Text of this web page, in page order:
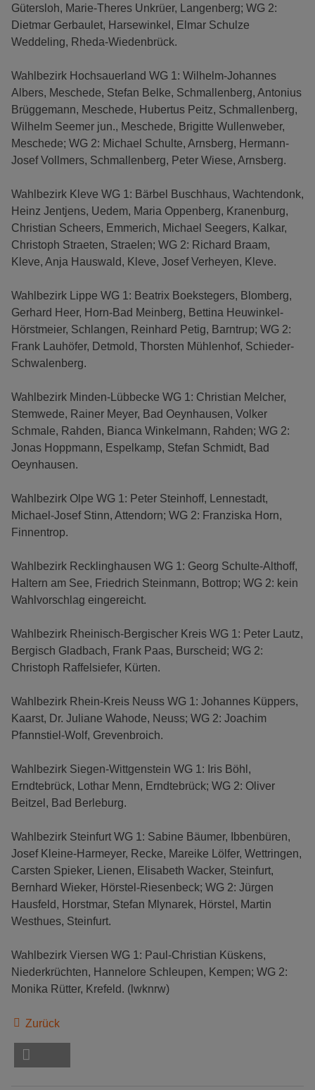
Gütersloh, Marie-Theres Unkrüer, Langenberg; WG 2:
Dietmar Gerbaulet, Harsewinkel, Elmar Schulze
Weddeling, Rheda-Wiedenbrück.
Wahlbezirk Hochsauerland WG 1: Wilhelm-Johannes
Albers, Meschede, Stefan Belke, Schmallenberg, Antonius
Brüggemann, Meschede, Hubertus Peitz, Schmallenberg,
Wilhelm Seemer jun., Meschede, Brigitte Wullenweber,
Meschede; WG 2: Michael Schulte, Arnsberg, Hermann-
Josef Vollmers, Schmallenberg, Peter Wiese, Arnsberg.
Wahlbezirk Kleve WG 1: Bärbel Buschhaus, Wachtendonk,
Heinz Jentjens, Uedem, Maria Oppenberg, Kranenburg,
Christian Scheers, Emmerich, Michael Seegers, Kalkar,
Christoph Straeten, Straelen; WG 2: Richard Braam,
Kleve, Anja Hauswald, Kleve, Josef Verheyen, Kleve.
Wahlbezirk Lippe WG 1: Beatrix Boekstegers, Blomberg,
Gerhard Heer, Horn-Bad Meinberg, Bettina Heuwinkel-
Hörstmeier, Schlangen, Reinhard Petig, Barntrup; WG 2:
Frank Lauhöfer, Detmold, Thorsten Mühlenhof, Schieder-
Schwalenberg.
Wahlbezirk Minden-Lübbecke WG 1: Christian Melcher,
Stemwede, Rainer Meyer, Bad Oeynhausen, Volker
Schmale, Rahden, Bianca Winkelmann, Rahden; WG 2:
Jonas Hoppmann, Espelkamp, Stefan Schmidt, Bad
Oeynhausen.
Wahlbezirk Olpe WG 1: Peter Steinhoff, Lennestadt,
Michael-Josef Stinn, Attendorn; WG 2: Franziska Horn,
Finnentrop.
Wahlbezirk Recklinghausen WG 1: Georg Schulte-Althoff,
Haltern am See, Friedrich Steinmann, Bottrop; WG 2: kein
Wahlvorschlag eingereicht.
Wahlbezirk Rheinisch-Bergischer Kreis WG 1: Peter Lautz,
Bergisch Gladbach, Frank Paas, Burscheid; WG 2:
Christoph Raffelsiefer, Kürten.
Wahlbezirk Rhein-Kreis Neuss WG 1: Johannes Küppers,
Kaarst, Dr. Juliane Wahode, Neuss; WG 2: Joachim
Pfannstiel-Wolf, Grevenbroich.
Wahlbezirk Siegen-Wittgenstein WG 1: Iris Böhl,
Erndtebrück, Lothar Menn, Erndtebrück; WG 2: Oliver
Beitzel, Bad Berleburg.
Wahlbezirk Steinfurt WG 1: Sabine Bäumer, Ibbenbüren,
Josef Kleine-Harmeyer, Recke, Mareike Lölfer, Wettringen,
Carsten Spieker, Lienen, Elisabeth Wacker, Steinfurt,
Bernhard Wieker, Hörstel-Riesenbeck; WG 2: Jürgen
Hausfeld, Horstmar, Stefan Mlynarek, Hörstel, Martin
Westhues, Steinfurt.
Wahlbezirk Viersen WG 1: Paul-Christian Küskens,
Niederkrüchten, Hannelore Schleupen, Kempen; WG 2:
Monika Rütter, Krefeld. (lwknrw)
Zurück